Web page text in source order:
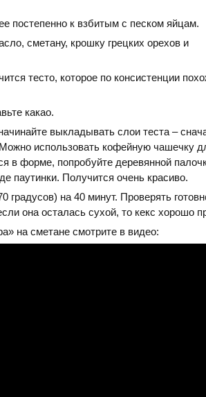
постепенно к взбитым с песком яйцам.
сметану, крошку грецких орехов и
тесто, которое по консистенции
какао.
выкладывать слои теста –
использовать кофейную чашечку
в форме, попробуйте деревянной
паутинки. Получится очень красиво.
градусов) на 40 минут. Проверять
она осталась сухой, то кекс хорошо
на сметане смотрите в видео: